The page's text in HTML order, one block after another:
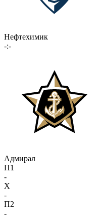
Нефтехимик
-:-
Адмирал
П1
-
X
-
П2
-